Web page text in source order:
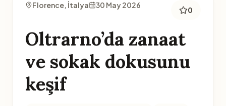
Florence, İtalya 30 May 2026
0
Oltrarno’da zanaat
ve sokak dokusunu
keşif